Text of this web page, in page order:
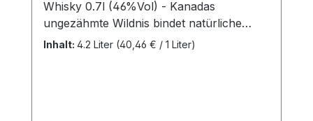
Whisky 0.7l (46%Vol) - Kanadas
ungezähmte Wildnis bindet natürliche
Ressourcen mit kristallklarem Wasser –
Inhalt: 4.2 Liter (40,46 € / 1 Liter)